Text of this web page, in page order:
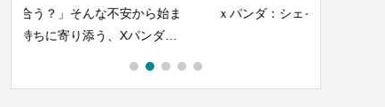
ｘパンダ：シェイプの調節方法 – 基本②